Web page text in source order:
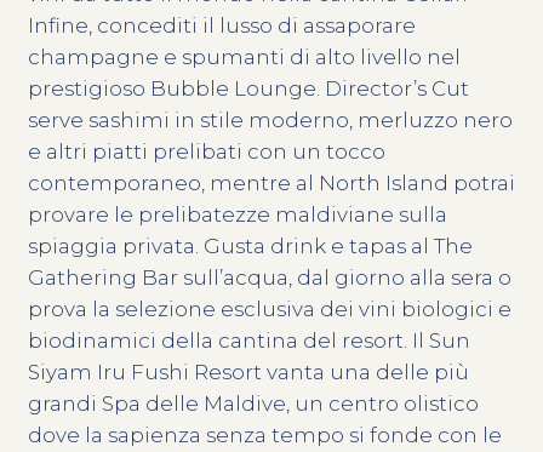
Infine, concediti il lusso di assaporare
champagne e spumanti di alto livello nel
prestigioso Bubble Lounge. Director’s Cut
serve sashimi in stile moderno, merluzzo nero
e altri piatti prelibati con un tocco
contemporaneo, mentre al North Island potrai
provare le prelibatezze maldiviane sulla
spiaggia privata. Gusta drink e tapas al The
Gathering Bar sull’acqua, dal giorno alla sera o
prova la selezione esclusiva dei vini biologici e
biodinamici della cantina del resort. Il Sun
Siyam Iru Fushi Resort vanta una delle più
grandi Spa delle Maldive, un centro olistico
dove la sapienza senza tempo si fonde con le